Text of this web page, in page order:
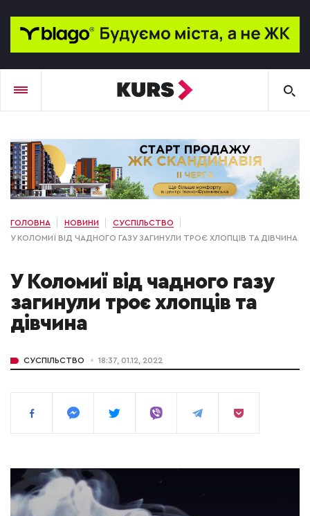
ГОЛОВНА НОВИНИ
СУСПІЛЬСТВО
У КОЛОМИЇ ВІД ЧАДНОГО ГАЗУ ЗАГИНУЛИ ТРОЄ ХЛОПЦІВ ТА ДІВЧИНА
У Коломиї від чадного газу
загинули троє хлопців та
дівчина
СУСПІЛЬСТВО 18:37, 01.12, 2022